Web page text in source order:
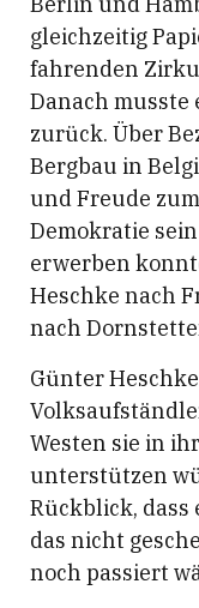
gleichzeitig
fahrenden
Danach
zurück. Über
Bergbau in
und Freude
Demokratie
erwerben
Heschke nach
nach
Günter
Westen sie in
unterstützen
Rückblick, dass
das nicht
noch passiert